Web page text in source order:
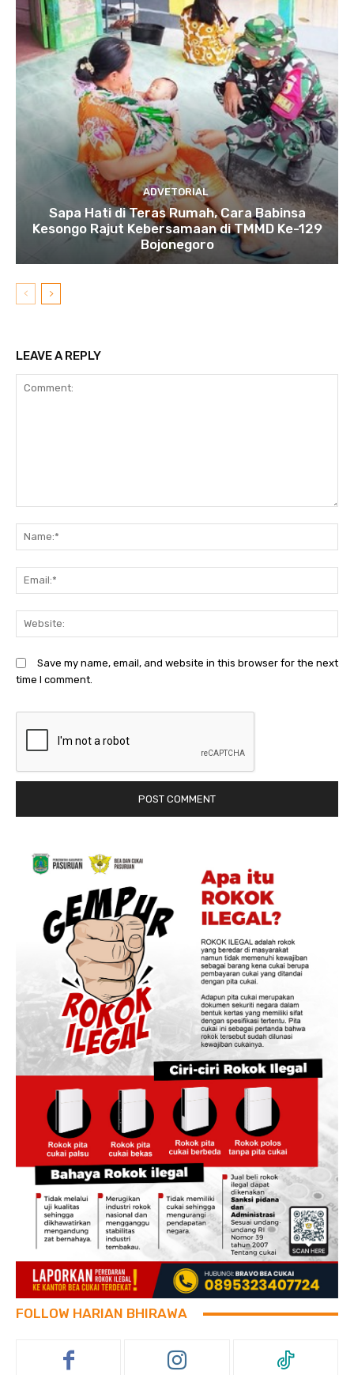
ADVETORIAL
Sapa Hati di Teras Rumah, Cara Babinsa
Kesongo Rajut Kebersamaan di TMMD Ke-129
Bojonegoro
LEAVE A REPLY
Save my name, email, and website in this browser for the next
time I comment.
FOLLOW HARIAN BHIRAWA